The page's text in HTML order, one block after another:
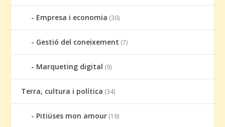
Empresa i economia (30)
Gestió del coneixement (7)
Marqueting digital (9)
Terra, cultura i política (34)
Pitiüses mon amour (19)